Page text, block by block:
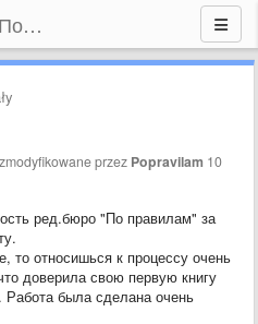
Редакторское бюро «По правилам»
przez Popravilam 10
ред.бюро "По правилам" за
то относишься к процессу очень
доверила свою первую книгу
Работа была сделана очень